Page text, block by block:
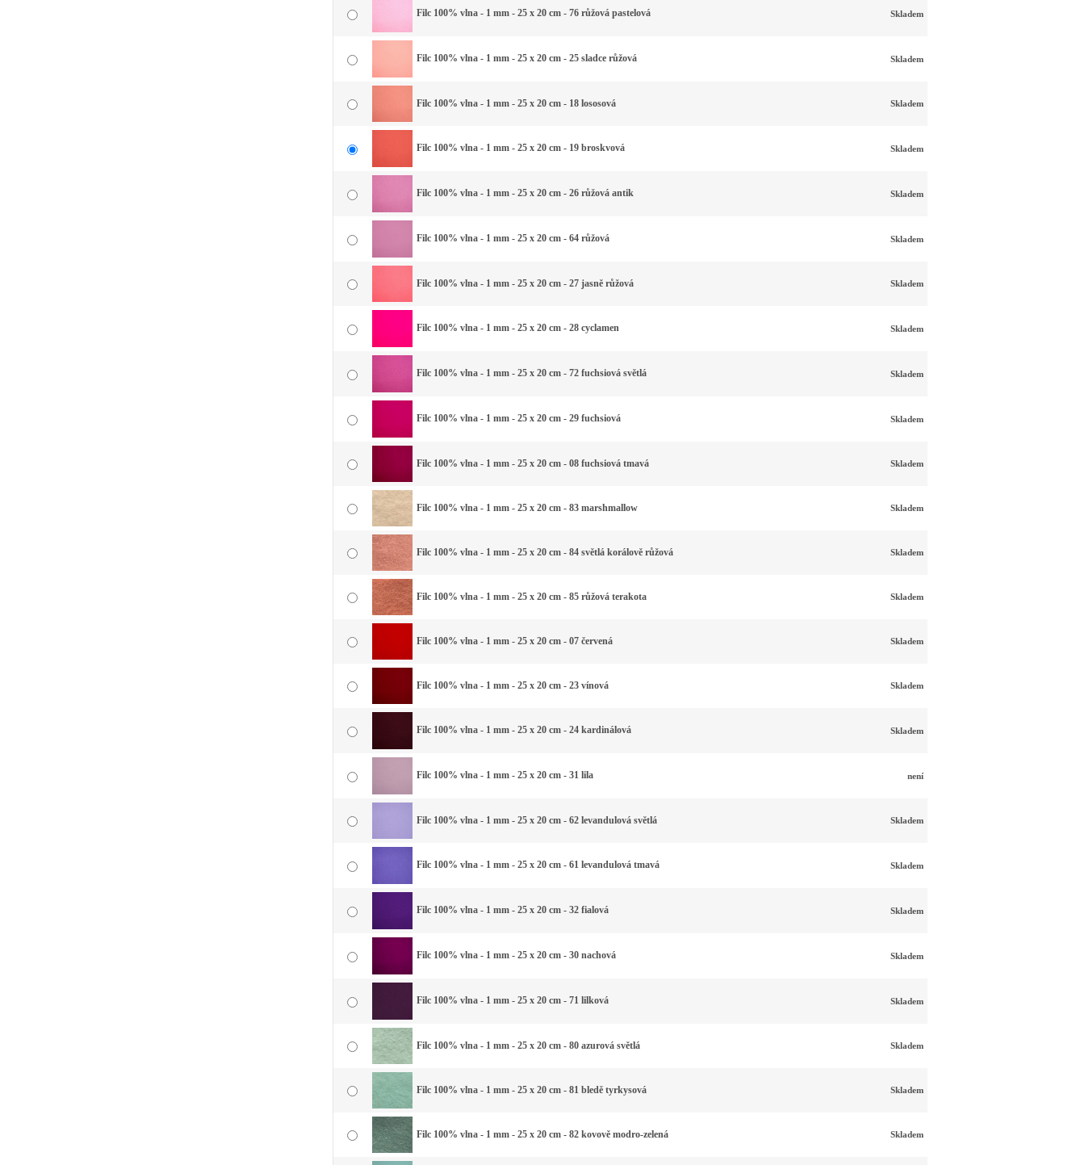
Filc 100% vlna - 1 mm - 25 x 20 cm - 76 růžová pastelová Skladem
Filc 100% vlna - 1 mm - 25 x 20 cm - 25 sladce růžová Skladem
Filc 100% vlna - 1 mm - 25 x 20 cm - 18 lososová Skladem
Filc 100% vlna - 1 mm - 25 x 20 cm - 19 broskvová Skladem
Filc 100% vlna - 1 mm - 25 x 20 cm - 26 růžová antik Skladem
Filc 100% vlna - 1 mm - 25 x 20 cm - 64 růžová Skladem
Filc 100% vlna - 1 mm - 25 x 20 cm - 27 jasně růžová Skladem
Filc 100% vlna - 1 mm - 25 x 20 cm - 28 cyclamen Skladem
Filc 100% vlna - 1 mm - 25 x 20 cm - 72 fuchsiová světlá Skladem
Filc 100% vlna - 1 mm - 25 x 20 cm - 29 fuchsiová Skladem
Filc 100% vlna - 1 mm - 25 x 20 cm - 08 fuchsiová tmavá Skladem
Filc 100% vlna - 1 mm - 25 x 20 cm - 83 marshmallow Skladem
Filc 100% vlna - 1 mm - 25 x 20 cm - 84 světlá korálově růžová Skladem
Filc 100% vlna - 1 mm - 25 x 20 cm - 85 růžová terakota Skladem
Filc 100% vlna - 1 mm - 25 x 20 cm - 07 červená Skladem
Filc 100% vlna - 1 mm - 25 x 20 cm - 23 vínová Skladem
Filc 100% vlna - 1 mm - 25 x 20 cm - 24 kardinálová Skladem
Filc 100% vlna - 1 mm - 25 x 20 cm - 31 lila není
Filc 100% vlna - 1 mm - 25 x 20 cm - 62 levandulová světlá Skladem
Filc 100% vlna - 1 mm - 25 x 20 cm - 61 levandulová tmavá Skladem
Filc 100% vlna - 1 mm - 25 x 20 cm - 32 fialová Skladem
Filc 100% vlna - 1 mm - 25 x 20 cm - 30 nachová Skladem
Filc 100% vlna - 1 mm - 25 x 20 cm - 71 lilková Skladem
Filc 100% vlna - 1 mm - 25 x 20 cm - 80 azurová světlá Skladem
Filc 100% vlna - 1 mm - 25 x 20 cm - 81 bledě tyrkysová Skladem
Filc 100% vlna - 1 mm - 25 x 20 cm - 82 kovově modro-zelená Skladem